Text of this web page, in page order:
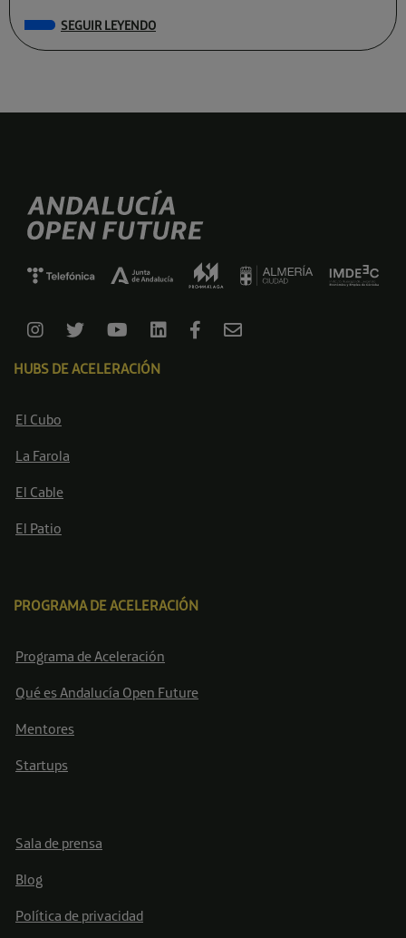
SEGUIR LEYENDO
HUBS DE ACELERACIÓN
El Cubo
La Farola
El Cable
El Patio
PROGRAMA DE ACELERACIÓN
Programa de Aceleración
Qué es Andalucía Open Future
Mentores
Startups
Sala de prensa
Blog
Política de privacidad